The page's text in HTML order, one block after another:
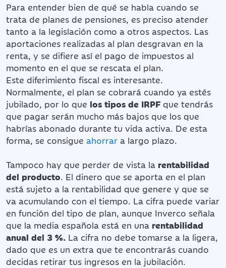
Para entender bien de qué se habla cuando se
trata de planes de pensiones, es preciso atender
tanto a la legislación como a otros aspectos. Las
aportaciones realizadas al plan desgravan en la
renta, y se difiere así el pago de impuestos al
momento en el que se rescata el plan.
Este diferimiento fiscal es interesante.
Normalmente, el plan se cobrará cuando ya estés
jubilado, por lo que los tipos de IRPF que tendrás
que pagar serán mucho más bajos que los que
habrías abonado durante tu vida activa. De esta
forma, se consigue ahorrar a largo plazo.
Tampoco hay que perder de vista la rentabilidad
del producto. El dinero que se aporta en el plan
está sujeto a la rentabilidad que genere y que se
va acumulando con el tiempo. La cifra puede variar
en función del tipo de plan, aunque Inverco señala
que la media española está en una rentabilidad
anual del 3 %. La cifra no debe tomarse a la ligera,
dado que es un extra que te encontrarás cuando
decidas retirar tus ingresos en la jubilación.